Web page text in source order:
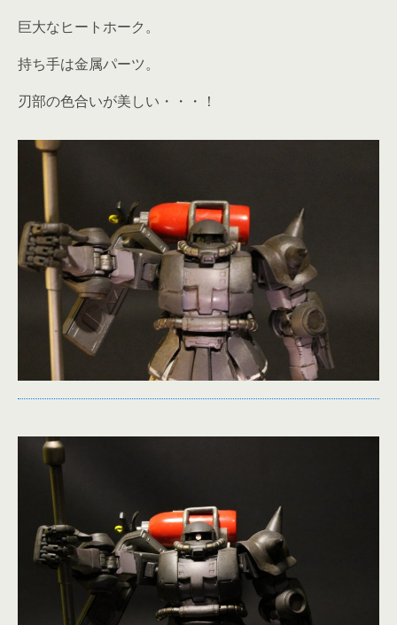
巨大なヒートホーク。
持ち手は金属パーツ。
刃部の色合いが美しい・・・！